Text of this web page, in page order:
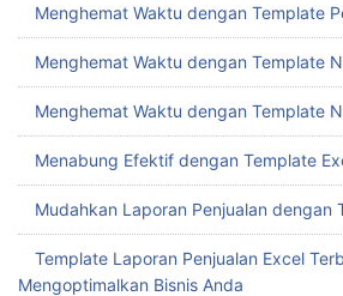
Menghemat Waktu dengan Template
Menghemat Waktu dengan Template
Menghemat Waktu dengan Template
Menabung Efektif dengan Template
Mudahkan Laporan Penjualan dengan
Template Laporan Penjualan Excel
Mengoptimalkan Bisnis Anda